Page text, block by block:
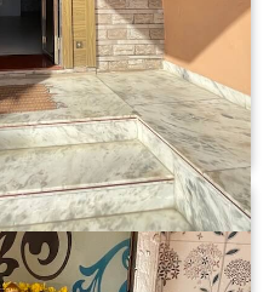
झानोर, ता. भरुच, जि. भरुच